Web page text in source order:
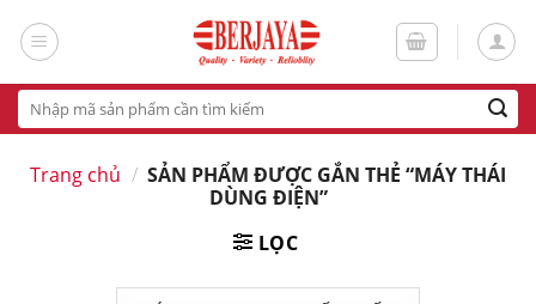
Tìm
kiếm:
Trang chủ / SẢN PHẨM ĐƯỢC GẮN THẺ “MÁY THÁI
DÙNG ĐIỆN”
LỌC